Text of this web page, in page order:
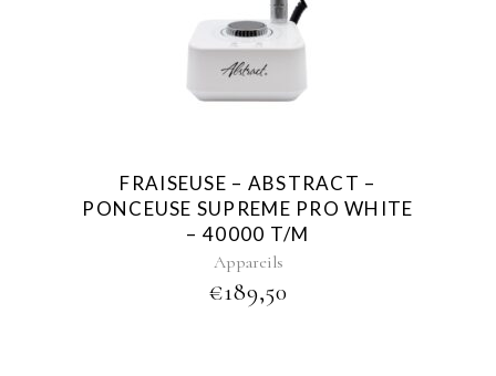
FRAISEUSE – ABSTRACT –
PONCEUSE SUPREME PRO WHITE
– 40000 T/M
Appareils
€189,50